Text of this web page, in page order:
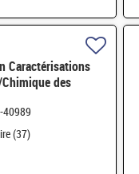
Caractérisations
des
40989
(37)